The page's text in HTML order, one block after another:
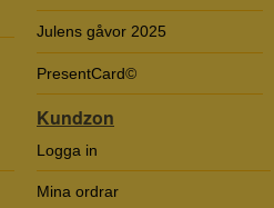
Julens gåvor 2025
PresentCard©
Kundzon
Logga in
Mina ordrar